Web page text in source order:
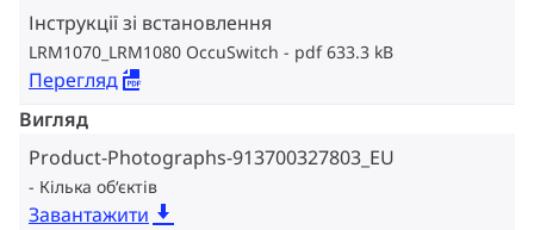
Інструкції зі встановлення
LRM1070_LRM1080 OccuSwitch pdf 633.3 kB
Перегляд
Вигляд
Product-Photographs-913700327803_EU
Кілька об‘єктів
Завантажити